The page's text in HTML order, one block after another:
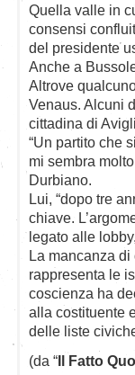
Quella valle in
consensi
del presidente
Anche a
Altrove
Venaus. Alcuni
cittadina di
“Un partito che
mi sembra
Durbiano.
Lui, “dopo tre
chiave.
legato alle
La mancanza
rappresenta le
coscienza ha
alla costituente
delle liste
(da “Il Fatto